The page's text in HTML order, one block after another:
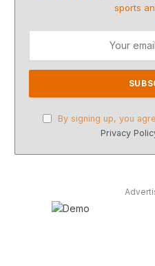
sports
By signing up, you
Privacy